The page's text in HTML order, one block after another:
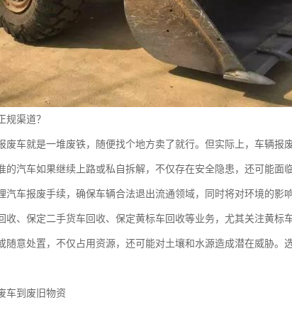
规渠道？
废车就是一堆废铁，随便找个地方卖了就行。但实际上，车辆报
的汽车如果继续上路或私自拆解，不仅存在安全隐患，还可能面
汽车报废手续，确保车辆合法退出流通领域，同时将对环境的影
收、保定二手货车回收、保定黄标车回收等业务，尤其关注黄标
随意处置，不仅占用资源，还可能对土壤和水源造成潜在威胁。
车到废旧物资